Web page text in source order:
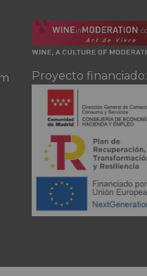
Proyecto financiado: